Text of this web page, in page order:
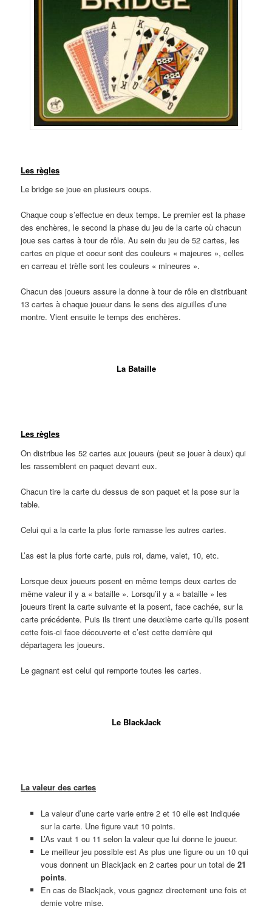
Les règles
Le bridge se joue en plusieurs coups.
Chaque coup s’effectue en deux temps. Le premier est la phase
des enchères, le second la phase du jeu de la carte où chacun
joue ses cartes à tour de rôle. Au sein du jeu de 52 cartes, les
cartes en pique et coeur sont des couleurs « majeures », celles
en carreau et trèfle sont les couleurs « mineures ».
Chacun des joueurs assure la donne à tour de rôle en distribuant
13 cartes à chaque joueur dans le sens des aiguilles d’une
montre. Vient ensuite le temps des enchères.
La Bataille
Les règles
On distribue les 52 cartes aux joueurs (peut se jouer à deux) qui
les rassemblent en paquet devant eux.
Chacun tire la carte du dessus de son paquet et la pose sur la
table.
Celui qui a la carte la plus forte ramasse les autres cartes.
L’as est la plus forte carte, puis roi, dame, valet, 10, etc.
Lorsque deux joueurs posent en même temps deux cartes de
même valeur il y a « bataille ». Lorsqu’il y a « bataille » les
joueurs tirent la carte suivante et la posent, face cachée, sur la
carte précédente. Puis ils tirent une deuxième carte qu’ils posent
cette fois-ci face découverte et c’est cette dernière qui
départagera les joueurs.
Le gagnant est celui qui remporte toutes les cartes.
Le BlackJack
La valeur des cartes
La valeur d’une carte varie entre 2 et 10 elle est indiquée
sur la carte. Une figure vaut 10 points.
L’As vaut 1 ou 11 selon la valeur que lui donne le joueur.
Le meilleur jeu possible est As plus une figure ou un 10 qui
vous donnent un Blackjack en 2 cartes pour un total de 21
points.
En cas de Blackjack, vous gagnez directement une fois et
demie votre mise.